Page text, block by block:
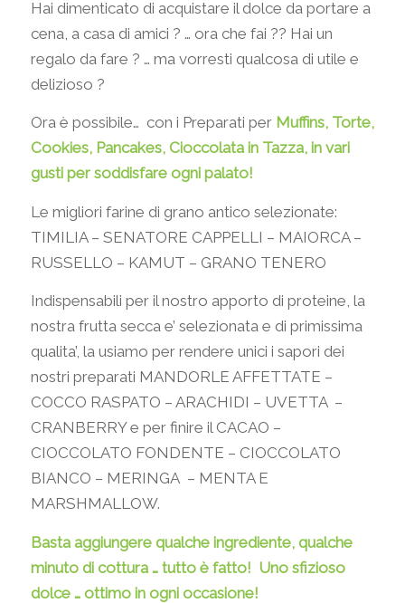
Hai dimenticato di acquistare il dolce da portare a
cena, a casa di amici ? … ora che fai ?? Hai un
regalo da fare ? … ma vorresti qualcosa di utile e
delizioso ?
Ora è possibile… con i Preparati per Muffins, Torte,
Cookies, Pancakes, Cioccolata in Tazza, in vari
gusti per soddisfare ogni palato!
Le migliori farine di grano antico selezionate:
TIMILIA – SENATORE CAPPELLI – MAIORCA –
RUSSELLO – KAMUT – GRANO TENERO
Indispensabili per il nostro apporto di proteine, la
nostra frutta secca e’ selezionata e di primissima
qualita’, la usiamo per rendere unici i sapori dei
nostri preparati MANDORLE AFFETTATE –
COCCO RASPATO – ARACHIDI – UVETTA –
CRANBERRY e per finire il CACAO –
CIOCCOLATO FONDENTE – CIOCCOLATO
BIANCO – MERINGA – MENTA E
MARSHMALLOW.
Basta aggiungere qualche ingrediente, qualche
minuto di cottura … tutto è fatto! Uno sfizioso
dolce … ottimo in ogni occasione!